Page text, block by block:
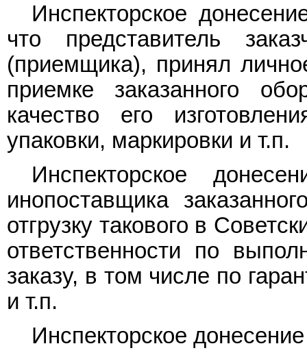
Инспекторское
что представитель
(приемщика), принял
приемке заказанного
качество его
упаковки, маркировки и т.п.
Инспекторское
инопоставщика
отгрузку такового в
ответственности по
заказу, в том числе по
и т.п.
Инспекторское